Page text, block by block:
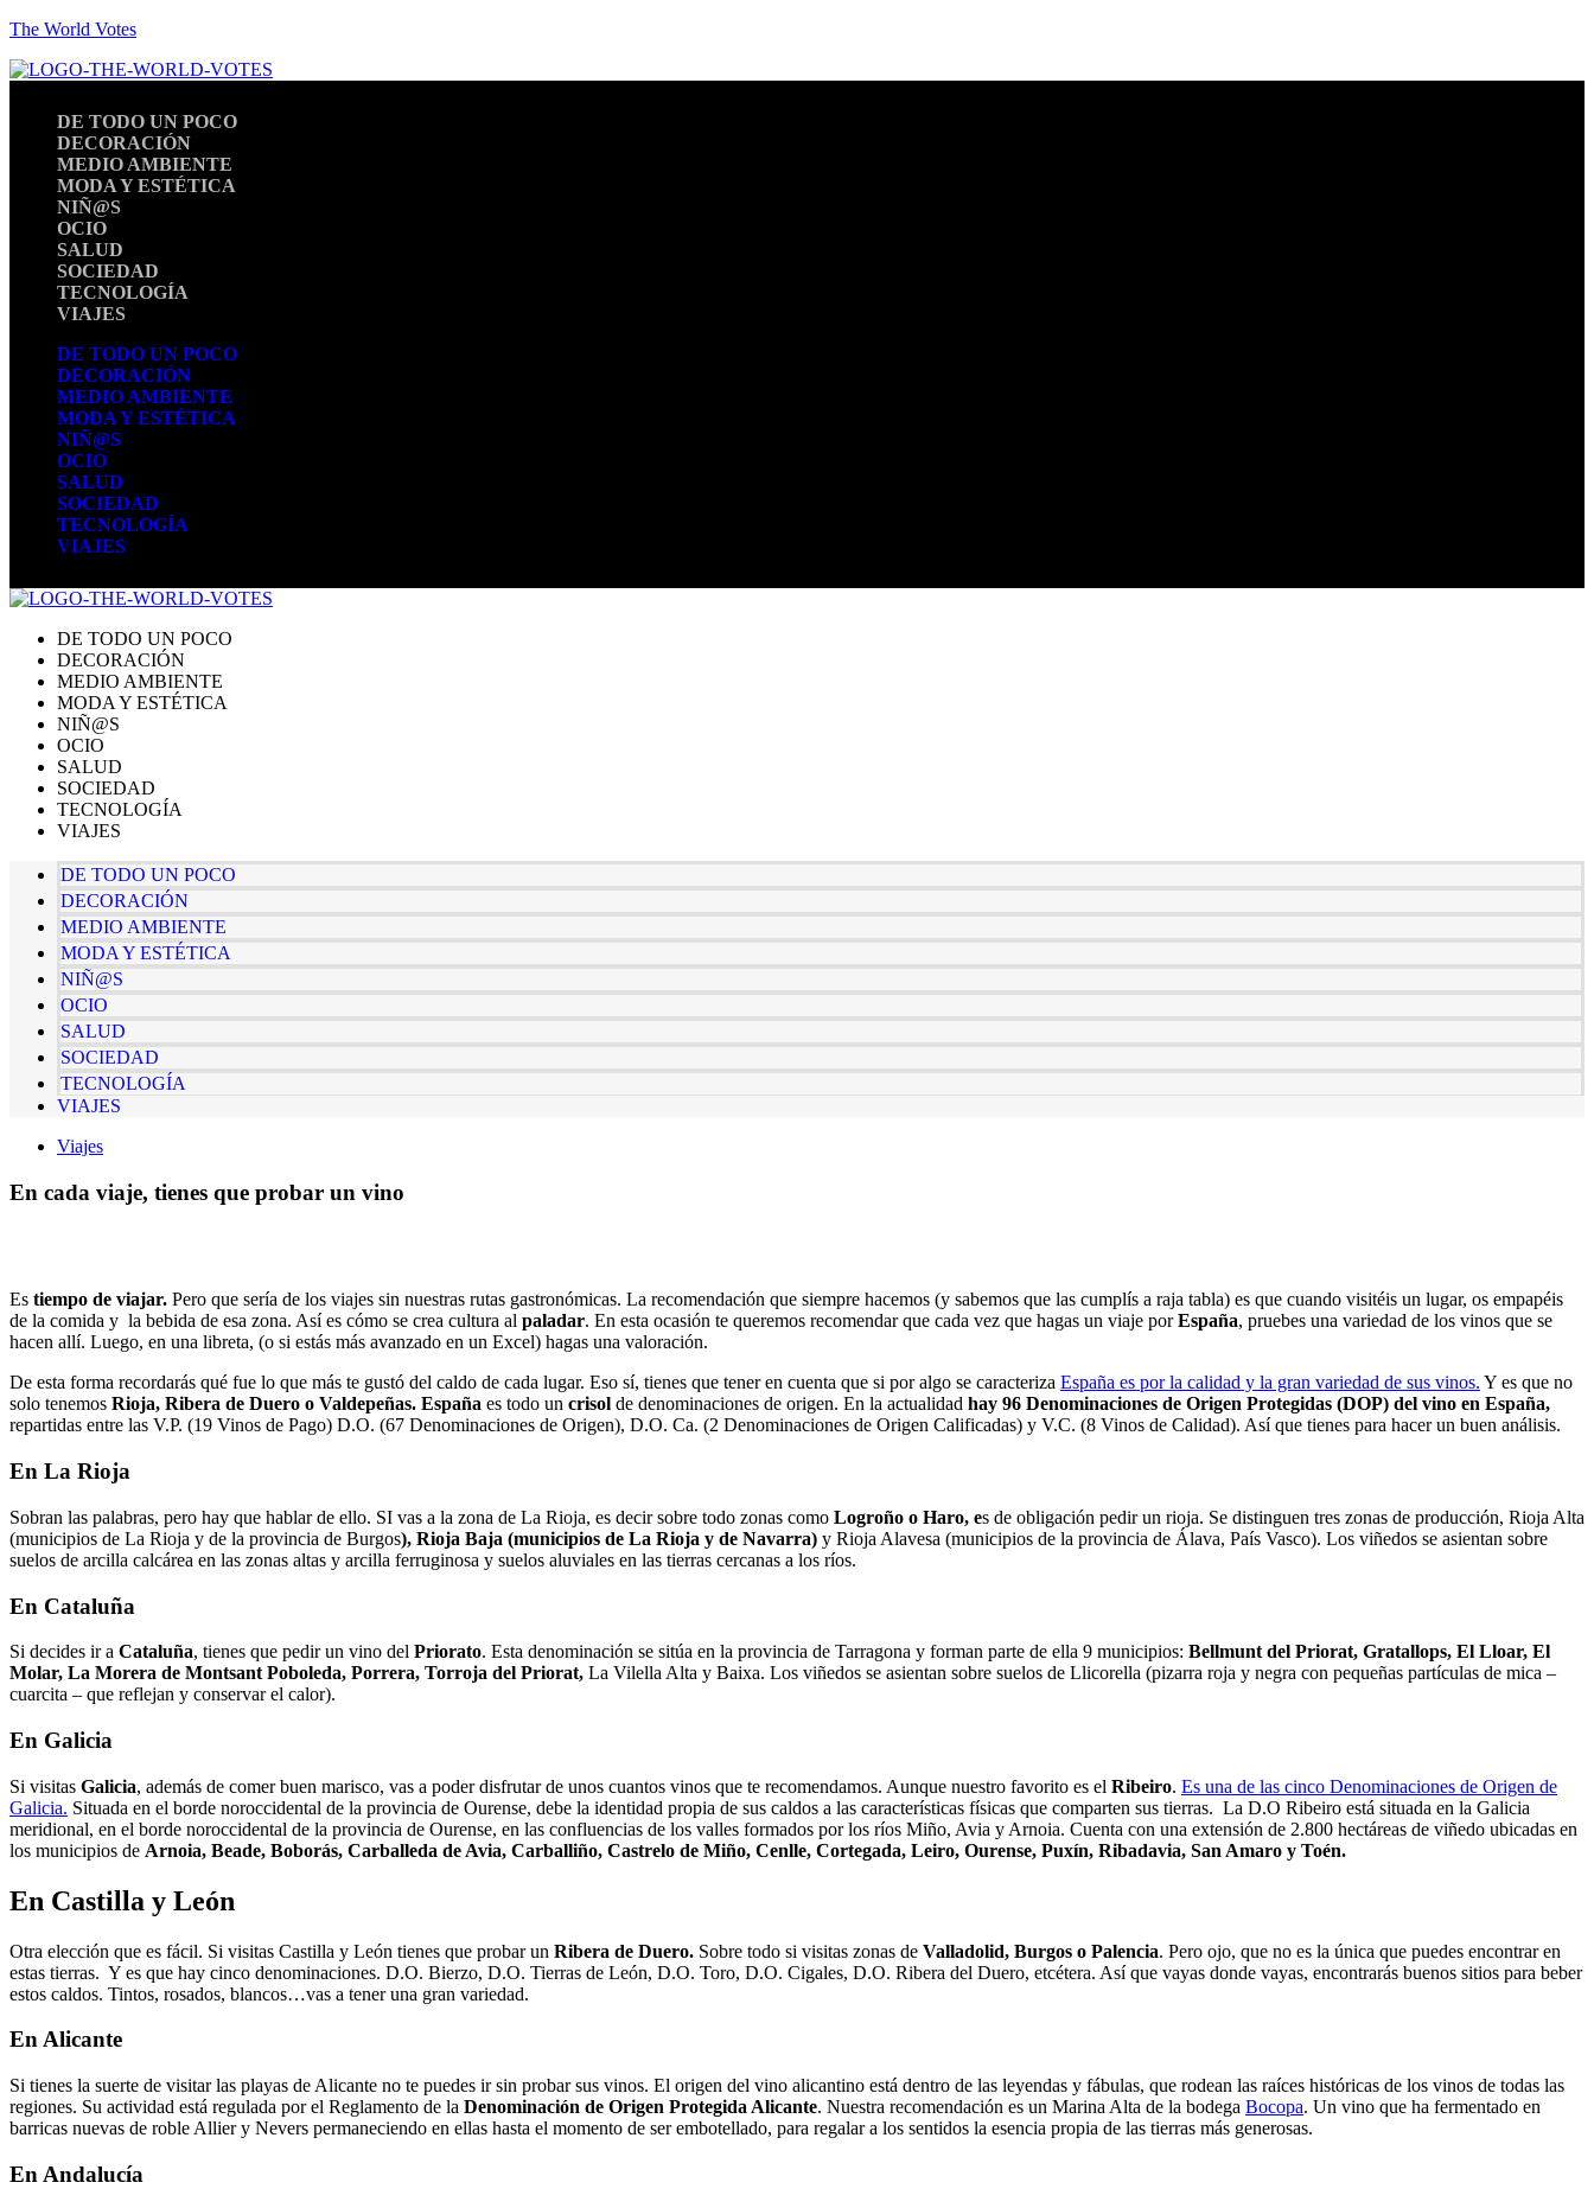
The World Votes
DE TODO UN POCO
DECORACIÓN
MEDIO AMBIENTE
MODA Y ESTÉTICA
NIÑ@S
OCIO
SALUD
SOCIEDAD
TECNOLOGÍA
VIAJES
DE TODO UN POCO
DECORACIÓN
MEDIO AMBIENTE
MODA Y ESTÉTICA
NIÑ@S
OCIO
SALUD
SOCIEDAD
TECNOLOGÍA
VIAJES
DE TODO UN POCO
DECORACIÓN
MEDIO AMBIENTE
MODA Y ESTÉTICA
NIÑ@S
OCIO
SALUD
SOCIEDAD
TECNOLOGÍA
VIAJES
DE TODO UN POCO
DECORACIÓN
MEDIO AMBIENTE
MODA Y ESTÉTICA
NIÑ@S
OCIO
SALUD
SOCIEDAD
TECNOLOGÍA
VIAJES
Viajes
En cada viaje, tienes que probar un vino
Es tiempo de viajar. Pero que sería de los viajes sin nuestras rutas gastronómicas. La recomendación que siempre hacemos (y sabemos que las cumplís a raja tabla) es que cuando visitéis un lugar, os empapéis
de la comida y la bebida de esa zona. Así es cómo se crea cultura al paladar. En esta ocasión te queremos recomendar que cada vez que hagas un viaje porEspaña, pruebes una variedad de los vinos que se
hacen allí. Luego, en una libreta, (o si estás más avanzado en un Excel) hagas una valoración.
De esta forma recordarás qué fue lo que más te gustó del caldo de cada lugar. Eso sí, tienes que tener en cuenta que si por algo se caracteriza España es por la calidad y la gran variedad de sus vinos. Y es que no
solo tenemos Rioja, Ribera de Duero o Valdepeñas. España es todo un crisol de denominaciones de origen. En la actualidad hay 96 Denominaciones de Origen Protegidas (DOP) del vino en España,
repartidas entre las V.P. (19 Vinos de Pago) D.O. (67 Denominaciones de Origen), D.O. Ca. (2 Denominaciones de Origen Calificadas) y V.C. (8 Vinos de Calidad). Así que tienes para hacer un buen análisis.
En La Rioja
Sobran las palabras, pero hay que hablar de ello. SI vas a la zona de La Rioja, es decir sobre todo zonas como Logroño o Haro, es de obligación pedir un rioja. Se distinguen tres zonas de producción, Rioja Alta
(municipios de La Rioja y de la provincia de Burgos), Rioja Baja (municipios de La Rioja y de Navarra) y Rioja Alavesa (municipios de la provincia de Álava, País Vasco). Los viñedos se asientan sobre
suelos de arcilla calcárea en las zonas altas y arcilla ferruginosa y suelos aluviales en las tierras cercanas a los ríos.
En Cataluña
Si decides ir a Cataluña, tienes que pedir un vino del Priorato. Esta denominación se sitúa en la provincia de Tarragona y forman parte de ella 9 municipios: Bellmunt del Priorat, Gratallops, El Lloar, El
Molar, La Morera de Montsant Poboleda, Porrera, Torroja del Priorat, La Vilella Alta y Baixa. Los viñedos se asientan sobre suelos de Llicorella (pizarra roja y negra con pequeñas partículas de mica –
cuarcita – que reflejan y conservar el calor).
En Galicia
Si visitas Galicia, además de comer buen marisco, vas a poder disfrutar de unos cuantos vinos que te recomendamos. Aunque nuestro favorito es el Ribeiro. Es una de las cinco Denominaciones de Origen de
Galicia. Situada en el borde noroccidental de la provincia de Ourense, debe la identidad propia de sus caldos a las características físicas que comparten sus tierras. La D.O Ribeiro está situada en la Galicia
meridional, en el borde noroccidental de la provincia de Ourense, en las confluencias de los valles formados por los ríos Miño, Avia y Arnoia. Cuenta con una extensión de 2.800 hectáreas de viñedo ubicadas en
los municipios de Arnoia, Beade, Boborás, Carballeda de Avia, Carballiño, Castrelo de Miño, Cenlle, Cortegada, Leiro, Ourense, Puxín, Ribadavia, San Amaro y Toén.
En Castilla y León
Otra elección que es fácil. Si visitas Castilla y León tienes que probar un Ribera de Duero. Sobre todo si visitas zonas de Valladolid, Burgos o Palencia. Pero ojo, que no es la única que puedes encontrar en
estas tierras. Y es que hay cinco denominaciones. D.O. Bierzo, D.O. Tierras de León, D.O. Toro, D.O. Cigales, D.O. Ribera del Duero, etcétera. Así que vayas donde vayas, encontrarás buenos sitios para beber
estos caldos. Tintos, rosados, blancos…vas a tener una gran variedad.
En Alicante
Si tienes la suerte de visitar las playas de Alicante no te puedes ir sin probar sus vinos. El origen del vino alicantino está dentro de las leyendas y fábulas, que rodean las raíces históricas de los vinos de todas las
regiones. Su actividad está regulada por el Reglamento de la Denominación de Origen Protegida Alicante. Nuestra recomendación es un Marina Alta de la bodega Bocopa. Un vino que ha fermentado en
barricas nuevas de roble Allier y Nevers permaneciendo en ellas hasta el momento de ser embotellado, para regalar a los sentidos la esencia propia de las tierras más generosas.
En Andalucía